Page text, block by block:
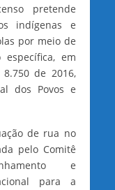
pretende
indígenas e
por meio de
em
de 2016,
dos Povos e
de rua no
pelo Comitê
e
para a